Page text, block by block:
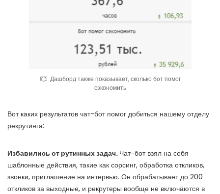
Дашборд также показывает, сколько бот помог
сэкономить
Вот каких результатов чат-бот помог добиться нашему отделу
рекрутинга:
Избавились от рутинных задач. Чат-бот взял на себя
шаблонные действия, такие как сорсинг, обработка откликов,
звонки, приглашение на интервью. Он обрабатывает до 200
откликов за выходные, и рекрутеры вообще не включаются в